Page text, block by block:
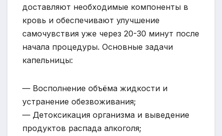
доставляют необходимые компоненты в
кровь и обеспечивают улучшение
самочувствия уже через 20-30 минут после
начала процедуры. Основные задачи
капельницы:
— Восполнение объёма жидкости и
устранение обезвоживания;
— Детоксикация организма и выведение
продуктов распада алкоголя;